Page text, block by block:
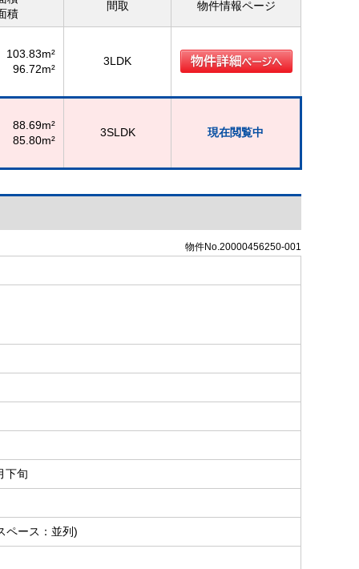
積
間取 物件情報ページ
103.83m²
96.72m²
3LDK
88.69m²
85.80m²
3SLDK 現在閲覧中
物件No.20000456250-001
下旬
ペース：並列)